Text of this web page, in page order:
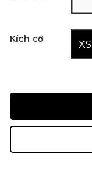
Kích cỡ XS